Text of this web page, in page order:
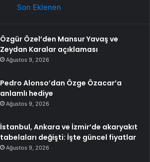
Son Eklenen
Özgür Özel’den Mansur Yavaş ve
Zeydan Karalar açıklaması
Ağustos 9, 2026
Pedro Alonso’dan Özge Özacar’a
anlamlı hediye
Ağustos 9, 2026
İstanbul, Ankara ve İzmir’de akaryakıt
tabelaları değişti: İşte güncel fiyatlar
Ağustos 9, 2026